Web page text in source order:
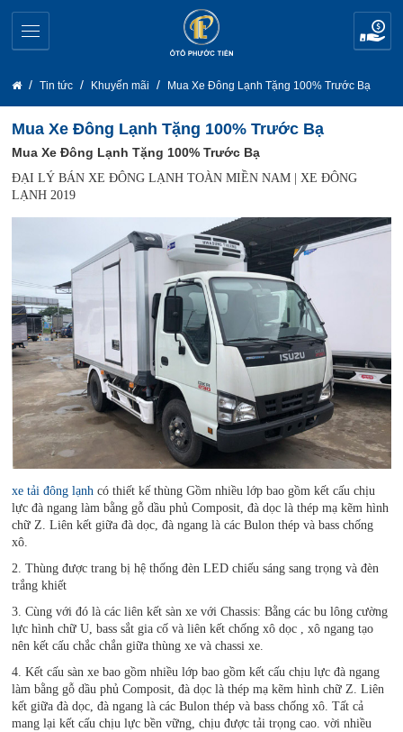
Tin tức Khuyến mãi Mua Xe Đông Lạnh Tặng 100% Trước Bạ
Mua Xe Đông Lạnh Tặng 100% Trước Bạ
Mua Xe Đông Lạnh Tặng 100% Trước Bạ
ĐẠI LÝ BÁN XE ĐÔNG LẠNH TOÀN MIỀN NAM | XE ĐÔNG
LẠNH 2019
xe tải đông lạnh có thiết kế thùng Gồm nhiều lớp bao gồm kết cấu chịu
lực đà ngang làm bằng gỗ dầu phủ Composit, đà dọc là thép mạ kẽm hình
chữ Z. Liên kết giữa đà dọc, đà ngang là các Bulon thép và bass chống
xô.
2. Thùng được trang bị hệ thống đèn LED chiếu sáng sang trọng và đèn
trắng khiết
3. Cùng với đó là các liên kết sàn xe với Chassis: Bằng các bu lông cường
lực hình chữ U, bass sắt gia cố và liên kết chống xô dọc , xô ngang tạo
nên kết cấu chắc chắn giữa thùng xe và chassi xe.
4. Kết cấu sàn xe bao gồm nhiều lớp bao gồm kết cấu chịu lực đà ngang
làm bằng gỗ dầu phủ Composit, đà dọc là thép mạ kẽm hình chữ Z. Liên
kết giữa đà dọc, đà ngang là các Bulon thép và bass chống xô. Tất cả
mang lại kết cấu chịu lực bền vững, chịu được tải trọng cao. vời nhiều